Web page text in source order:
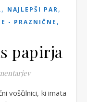
, NAJLEPŠI PAR,
- PRAZNIČNE ,
papirja